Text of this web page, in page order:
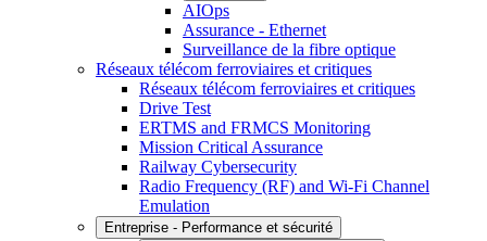
AIOps
Assurance - Ethernet
Surveillance de la fibre optique
Réseaux télécom ferroviaires et critiques
Réseaux télécom ferroviaires et critiques
Drive Test
ERTMS and FRMCS Monitoring
Mission Critical Assurance
Railway Cybersecurity
Radio Frequency (RF) and Wi-Fi Channel
Emulation
Entreprise - Performance et sécurité